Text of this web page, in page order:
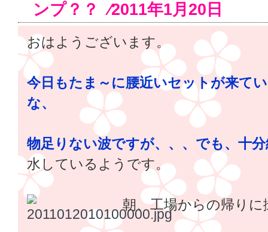
ンプ？？ ⁄2011年1月20日
おはようございます。
今日もたま～に腰近いセットが来て
な、
物足りない波ですが、、、でも、十
水しているようです。
朝、工場からの帰り